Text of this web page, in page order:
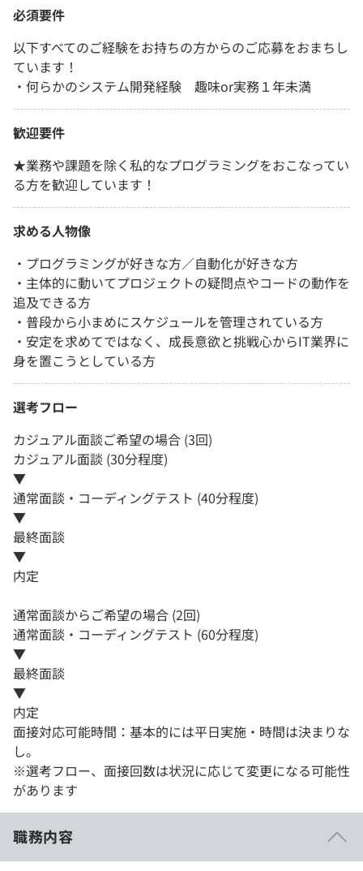
必須要件
以下すべてのご経験をお持ちの方からのご応募をおまちし
ています！
・何らかのシステム開発経験 趣味or実務１年未満
歓迎要件
★業務や課題を除く私的なプログラミングをおこなってい
る方を歓迎しています！
求める人物像
・プログラミングが好きな方／自動化が好きな方
・主体的に動いてプロジェクトの疑問点やコードの動作を
追及できる方
・普段から小まめにスケジュールを管理されている方
・安定を求めてではなく、成長意欲と挑戦心からIT業界に
身を置こうとしている方
選考フロー
カジュアル面談ご希望の場合 (3回)
カジュアル面談 (30分程度)
▼
通常面談・コーディングテスト (40分程度)
▼
最終面談
▼
内定
通常面談からご希望の場合 (2回)
通常面談・コーディングテスト (60分程度)
▼
最終面談
▼
内定
面接対応可能時間：基本的には平日実施・時間は決まりな
し。
※選考フロー、面接回数は状況に応じて変更になる可能性
があります
職務内容